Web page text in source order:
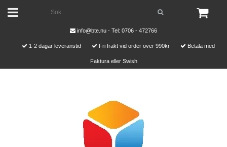
info@bte.nu - Tel: 0706 - 472766
1-2 dagar leveranstid Fri frakt vid order över 990kr Betala med
Faktura eller Swish